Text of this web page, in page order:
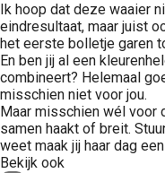
Ik hoop dat deze waaier
eindresultaat, maar juist
het eerste bolletje garen
En ben jij al een
combineert? Helemaal
misschien niet voor jou.
Maar misschien wél voor
samen haakt of breit.
weet maak jij haar dag
Bekijk ook